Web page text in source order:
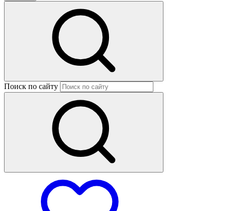
Поиск по сайту